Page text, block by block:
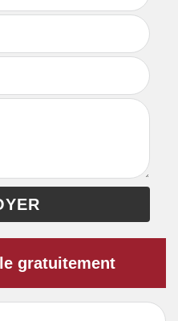
gratuitement